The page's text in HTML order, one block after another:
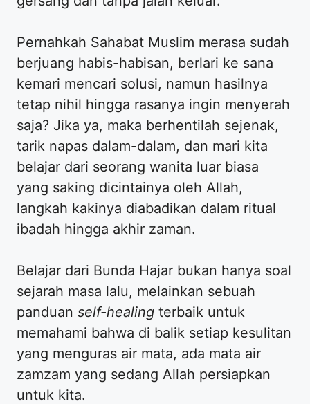
Pernahkah Sahabat Muslim merasa sudah
berjuang habis-habisan, berlari ke sana
kemari mencari solusi, namun hasilnya
tetap nihil hingga rasanya ingin menyerah
saja? Jika ya, maka berhentilah sejenak,
tarik napas dalam-dalam, dan mari kita
belajar dari seorang wanita luar biasa
yang saking dicintainya oleh Allah,
langkah kakinya diabadikan dalam ritual
ibadah hingga akhir zaman.
​Belajar dari Bunda Hajar bukan hanya soal
sejarah masa lalu, melainkan sebuah
panduan self-healing terbaik untuk
memahami bahwa di balik setiap kesulitan
yang menguras air mata, ada mata air
zamzam yang sedang Allah persiapkan
untuk kita.